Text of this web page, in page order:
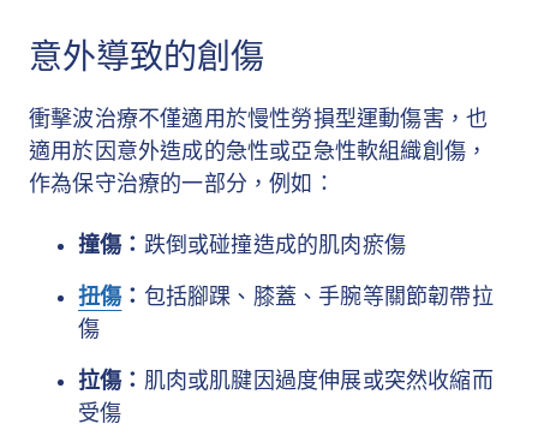
意外導致的創傷
衝擊波治療不僅適用於慢性勞損型運動傷害，也
適用於因意外造成的急性或亞急性軟組織創傷，
作為保守治療的一部分，例如：
撞傷： 跌倒或碰撞造成的肌肉瘀傷
扭傷： 包括腳踝、膝蓋、手腕等關節韌帶拉
傷
拉傷： 肌肉或肌腱因過度伸展或突然收縮而
受傷